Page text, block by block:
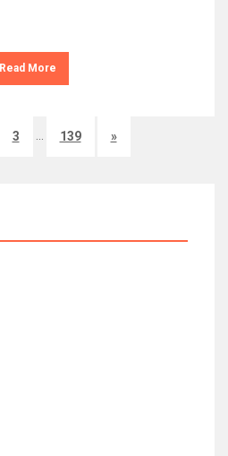
Read More
3 ... 139 »